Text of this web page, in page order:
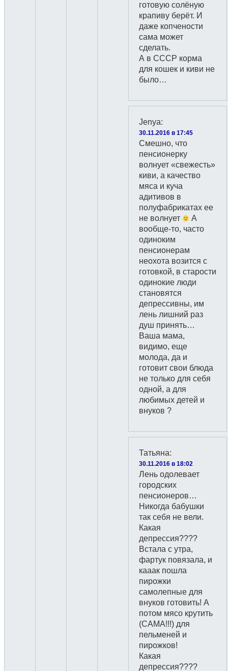
готовую солёную
крапиву берёт. И
даже копчености
сама может
сделать.
А в СССР корма
для кошек и киви не
было…
Jenyа:
30.11.2016 в 17:45
Смешно, что
пенсионерку
волнует «свежесть»
киви, а качество
мяса и куча
адитивов в
полуфабрикатах ее
не волнует
А
вообще-то, часто
одиноким
пенсионерам
неохота возится с
готовкой, в старости
одинокие люди
становятся
депрессивны, им
лень лишний раз
душ принять…
Ваша мама,
видимо, еще
молода, да и
готовит свои блюда
не только для себя
одной, а для
любимых детей и
внуков ?
Татьяна:
30.11.2016 в 18:02
Лень одолевает
городских
пенсионеров…
Никогда бабушки
так себя не вели.
Какая
депрессия????
Встала с утра,
фартук повязала, и
кааак пошла
пирожки
самолепные для
внуков готовить! А
потом мясо крутить
(САМА!!!) для
пельменей и
пирожков!
Какая
депрессия????